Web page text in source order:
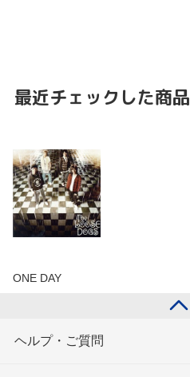
最近チェックした商品
ONE DAY
ヘルプ・ご質問